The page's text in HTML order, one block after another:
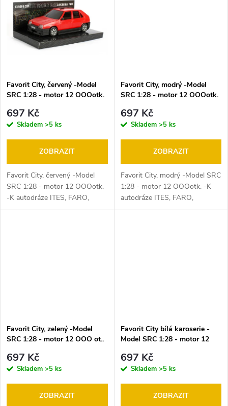
ů
ů
Favorit City, červený -Model
SRC 1:28 - motor 12 OOOotk.
EuropaCup, Gonio .
697 Kč
Skladem >5 ks
ZOBRAZIT
Favorit City, červený -Model
SRC 1:28 - motor 12 OOOotk.
-K autodráze ITES, FARO,
EuropaCup, Gonio .
Favorit City, modrý -Model
SRC 1:28 - motor 12 OOOotk.
EuropaCup, Gonio .
697 Kč
Skladem >5 ks
ZOBRAZIT
Favorit City, modrý -Model SRC
1:28 - motor 12 OOOotk. -K
autodráze ITES, FARO,
EuropaCup, Gonio .
Favorit City, zelený -Model
SRC 1:28 - motor 12 OOO ot..
EuropaCup, Gonio .
697 Kč
Skladem >5 ks
ZOBRAZIT
Favorit City bílá karoserie -
Model SRC 1:28 - motor 12
FARO, EuropaCup, Gonio .
697 Kč
Skladem >5 ks
ZOBRAZIT